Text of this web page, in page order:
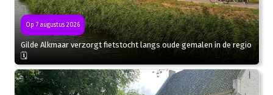
Op 7 augustus 2026
Gilde Alkmaar verzorgt fietstocht langs oude gemalen in de regio
🗓